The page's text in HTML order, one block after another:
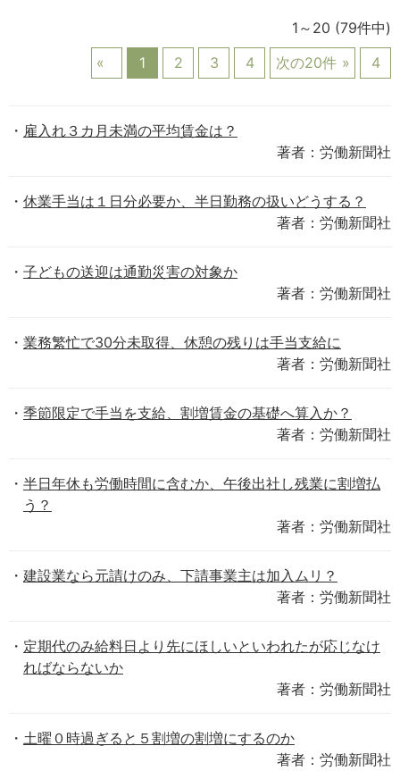
1～20 (79件中)
1
2 3 4 次の20件 4
雇入れ３カ月未満の平均賃金は？
著者：労働新聞社
休業手当は１日分必要か、半日勤務の扱いどうする？
著者：労働新聞社
子どもの送迎は通勤災害の対象か
著者：労働新聞社
業務繁忙で30分未取得、休憩の残りは手当支給に
著者：労働新聞社
季節限定で手当を支給、割増賃金の基礎へ算入か？
著者：労働新聞社
半日年休も労働時間に含むか、午後出社し残業に割増払
う？
著者：労働新聞社
建設業なら元請けのみ、下請事業主は加入ムリ？
著者：労働新聞社
定期代のみ給料日より先にほしいといわれたが応じなけ
ればならないか
著者：労働新聞社
土曜０時過ぎると５割増の割増にするのか
著者：労働新聞社